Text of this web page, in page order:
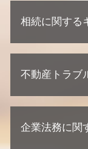
相続に関する
相続 兄弟
相続 家系図
不動産相続
不動産トラブ
不動産トラ
企業法務に関